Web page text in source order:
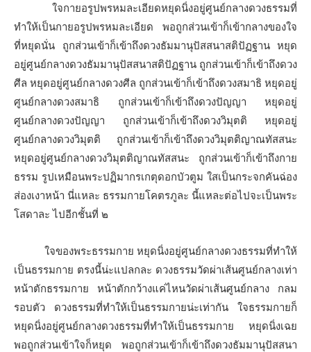
ใจกายอรูปพรหมละเอียดหยุดนิ่งอยู่ศูนย์กลางดวงธรรมที่
ทำให้เป็นกายอรูปพรหมละเอียด พอถูกส่วนเข้าก็เข้ากลางของใจ
ที่หยุดนั่น ถูกส่วนเข้าก็เข้าถึงดวงธัมมานุปัสสนาสติปัฏฐาน หยุด
อยู่ศูนย์กลางดวงธัมมานุปัสสนาสติปัฏฐาน ถูกส่วนเข้าก็เข้าถึงดวง
ศีล หยุดอยู่ศูนย์กลางดวงศีล ถูกส่วนเข้าก็เข้าถึงดวงสมาธิ หยุดอยู่
ศูนย์กลางดวงสมาธิ ถูกส่วนเข้าก็เข้าถึงดวงปัญญา หยุดอยู่
ศูนย์กลางดวงปัญญา ถูกส่วนเข้าก็เข้าถึงดวงวิมุตติ หยุดอยู่
ศูนย์กลางดวงวิมุตติ ถูกส่วนเข้าก็เข้าถึงดวงวิมุตติญาณทัสสนะ
หยุดอยู่ศูนย์กลางดวงวิมุตติญาณทัสสนะ ถูกส่วนเข้าก็เข้าถึงกาย
ธรรม รูปเหมือนพระปฏิมากรเกตุดอกบัวตูม ใสเป็นกระจกคันฉ่อง
ส่องเงาหน้า นี่แหละ ธรรมกายโคตรภูละ นี้แหละต่อไปจะเป็นพระ
โสดาละ ไปอีกชั้นที่ ๒
ใจของพระธรรมกาย หยุดนิ่งอยู่ศูนย์กลางดวงธรรมที่ทำให้
เป็นธรรมกาย ตรงนี้น่ะแปลกละ ดวงธรรมวัดผ่าเส้นศูนย์กลางเท่า
หน้าตักธรรมกาย หน้าตักกว้างแค่ไหนวัดผ่าเส้นศูนย์กลาง กลม
รอบตัว ดวงธรรมที่ทำให้เป็นธรรมกายน่ะเท่ากัน ใจธรรมกายก็
หยุดนิ่งอยู่ศูนย์กลางดวงธรรมที่ทำให้เป็นธรรมกาย หยุดนิ่งเฉย
พอถูกส่วนเข้าใจก็หยุด พอถูกส่วนเข้าก็เข้าถึงดวงธัมมานุปัสสนา